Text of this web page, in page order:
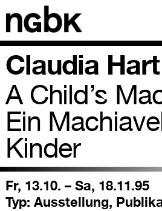
Claudia Hart
A Child’s
Ein
Kinder
Fr, 13.10. – Sa, 18.11.95
Typ: Ausstellung,